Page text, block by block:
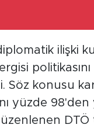
ilişki
konusu
yüzde 98'den
DTÖ